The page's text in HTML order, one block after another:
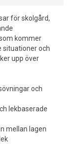
för skolgård,
kommer
situationer och
upp över
och
lekbaserade
mellan lagen